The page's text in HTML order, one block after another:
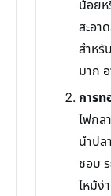
น้อยห
สะอา
สำหรั
มาก
การท
ไฟกล
นำป
ชอบ
ไหม้ง่